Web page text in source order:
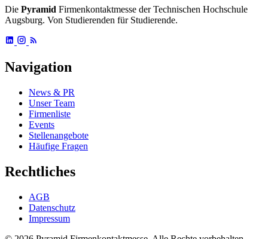
Die Pyramid Firmenkontaktmesse der Technischen Hochschule
Augsburg. Von Studierenden für Studierende.
Navigation
News & PR
Unser Team
Firmenliste
Events
Stellenangebote
Häufige Fragen
Rechtliches
AGB
Datenschutz
Impressum